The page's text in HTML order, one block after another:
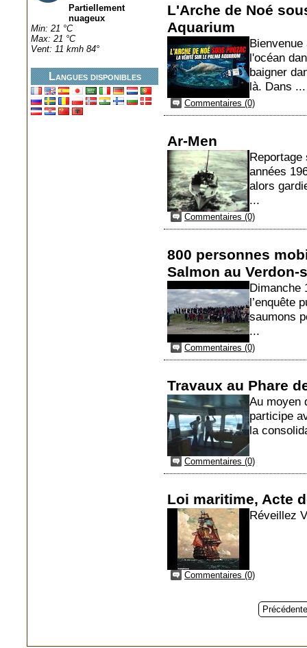
Partiellement
nuageux
Min: 21 °C
Max: 21 °C
Vent: 11 kmh 84°
Langues disponibles
L'Arche de Noé
Aquarium
l'océan
baigner
là. Dans ...
Commentaires (0)
Ar-Men
Reportage
années
alors
...
Commentaires (0)
800 personnes
Salmon au Verdon-
Dimanche
l’enquête
saumons
...
Commentaires (0)
Travaux au Phare
Au moyen
participe
la
Commentaires (0)
Loi maritime, Acte
Réveillez
Commentaires (0)
Précédente